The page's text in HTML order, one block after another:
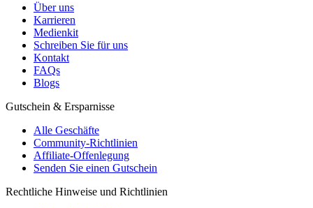
Über uns
Karrieren
Medienkit
Schreiben Sie für uns
Kontakt
FAQs
Blogs
Gutschein & Ersparnisse
Alle Geschäfte
Community-Richtlinien
Affiliate-Offenlegung
Senden Sie einen Gutschein
Rechtliche Hinweise und Richtlinien